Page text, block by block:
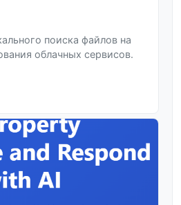
поиска файлов на
облачных сервисов.